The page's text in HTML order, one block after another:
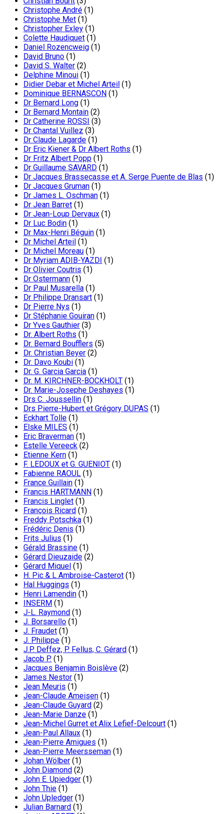
Christophe André (1)
Christophe Met (1)
Christopher Exley (1)
Colette Haudiquet (1)
Daniel Rozencweig (1)
David Bruno (1)
David S. Walter (2)
Delphine Minoui (1)
Didier Debar et Michel Arteil (1)
Dominique BERNASCON (1)
Dr Bernard Long (1)
Dr Bernard Montain (2)
Dr Catherine ROSSI (3)
Dr Chantal Vuillez (3)
Dr Claude Lagarde (1)
Dr Eric Kiener & Dr Albert Roths (1)
Dr Fritz Albert Popp (1)
Dr Guillaume SAVARD (1)
Dr Jacques Brassecasse et A. Serge Puente de Blas (1)
Dr Jacques Gruman (1)
Dr James L. Oschman (1)
Dr Jean Barret (1)
Dr Jean-Loup Dervaux (1)
Dr Luc Bodin (1)
Dr Max-Henri Béguin (1)
Dr Michel Arteil (1)
Dr Michel Moreau (1)
Dr Myriam ADIB-YAZDI (1)
Dr Olivier Coutris (1)
Dr Ostermann (1)
Dr Paul Musarella (1)
Dr Philippe Dransart (1)
Dr Pierre Nys (1)
Dr Stéphanie Gouiran (1)
Dr Yves Gauthier (3)
Dr. Albert Roths (1)
Dr. Bernard Boufflers (5)
Dr. Christian Beyer (2)
Dr. Davo Koubi (1)
Dr. G. Garcia Garcia (1)
Dr. M. KIRCHNER-BOCKHOLT (1)
Dr. Marie-Josephe Deshayes (1)
Drs C. Joussellin (1)
Drs Pierre-Hubert et Grégory DUPAS (1)
Eckhart Tolle (1)
Elske MILES (1)
Eric Braverman (1)
Estelle Vereeck (2)
Etienne Kern (1)
F. LEDOUX et G. GUENIOT (1)
Fabienne RAOUL (1)
France Guillain (1)
Francis HARTMANN (1)
Francis Linglet (1)
François Ricard (1)
Freddy Potschka (1)
Frédéric Denis (1)
Frits Julius (1)
Gérald Brassine (1)
Gérard Dieuzaide (2)
Gérard Miquel (1)
H. Pic & L Ambroise-Casterot (1)
Hal Huggings (1)
Henri Lamendin (1)
INSERM (1)
J-L. Raymond (1)
J. Borsarello (1)
J. Fraudet (1)
J. Philippe (1)
J.P. Deffez, P. Fellus, C. Gérard (1)
Jacob P. (1)
Jacques Benjamin Boislève (2)
James Nestor (1)
Jean Meuris (1)
Jean-Claude Ameisen (1)
Jean-Claude Guyard (2)
Jean-Marie Danze (1)
Jean-Michel Gurret et Alix Lefief-Delcourt (1)
Jean-Paul Allaux (1)
Jean-Pierre Amigues (1)
Jean-Pierre Meersseman (1)
Johan Wölber (1)
John Diamond (2)
John E. Upiedger (1)
John Thie (1)
John Upledger (1)
Julian Barnard (1)